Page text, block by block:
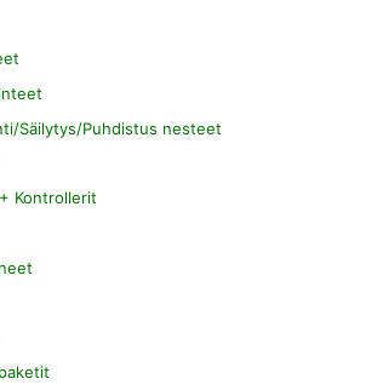
Säilytys/Puhdistus nesteet
Kontrollerit